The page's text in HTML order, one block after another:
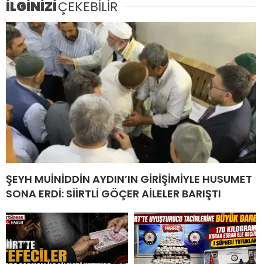
İLGİNİZİÇEKEBİLİR
ŞEYH MUİNİDDİN AYDIN’IN GİRİŞİMİYLE HUSUMET
SONA ERDİ: SİİRTLİ GÖÇER AİLELER BARIŞTI